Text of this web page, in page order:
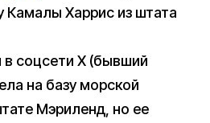
Камалы Харрис из штата
соцсети X (бывший
на базу морской
Мэриленд, но ее